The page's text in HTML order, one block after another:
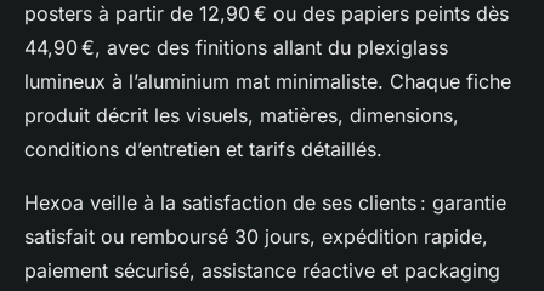
posters à partir de 12,90 € ou des papiers peints dès
44,90 €, avec des finitions allant du plexiglass
lumineux à l’aluminium mat minimaliste. Chaque fiche
produit décrit les visuels, matières, dimensions,
conditions d’entretien et tarifs détaillés.
Hexoa veille à la satisfaction de ses clients : garantie
satisfait ou remboursé 30 jours, expédition rapide,
paiement sécurisé, assistance réactive et packaging